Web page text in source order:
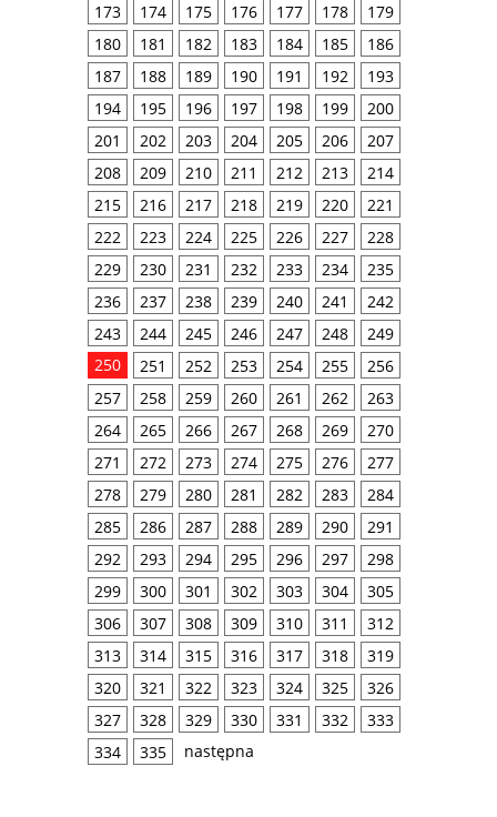
173
174 175 176 177 178
179
180
181 182 183 184 185
186
187
188 189 190 191 192
193
194
195 196 197 198 199
200
201
202 203 204 205 206
207
208
209 210 211 212 213
214
215
216 217 218 219 220
221
222
223 224 225 226 227
228
229
230 231 232 233 234
235
236
237 238 239 240 241
242
243
244 245 246 247 248
249
250
251 252 253 254 255
256
257
258 259 260 261 262
263
264
265 266 267 268 269
270
271
272 273 274 275 276
277
278
279 280 281 282 283
284
285
286 287 288 289 290
291
292
293 294 295 296 297
298
299
300 301 302 303 304
305
306
307 308 309 310 311
312
313
314 315 316 317 318
319
320
321 322 323 324 325
326
327
328 329 330 331 332
333
334
335 następna